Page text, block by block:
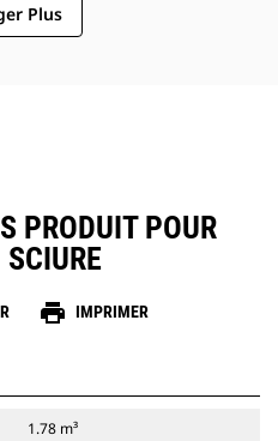
Plus
PRODUIT POUR
print IMPRIMER
1.78 m³